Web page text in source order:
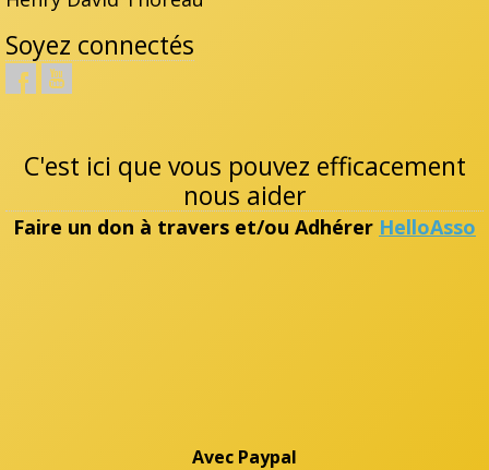
Soyez connectés
C'est ici que vous pouvez efficacement
nous aider
Faire un don à travers et/ou Adhérer HelloAsso
Avec Paypal